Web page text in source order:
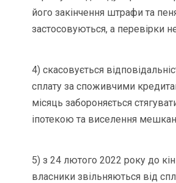
його закінчення штрафи та
застосовуються, а перевірки
4) скасовується
сплату за споживчими
місяць забороняється
іпотекою та виселення
5) з 24 лютого 2022 року до
власники звільняються від